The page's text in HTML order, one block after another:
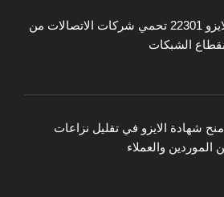
شهادة الايزو 22301 تحمي شركات الاتصالات من
الشبكات
شهادة الايزو في تقليل نزاعات
الموردين والعملاء